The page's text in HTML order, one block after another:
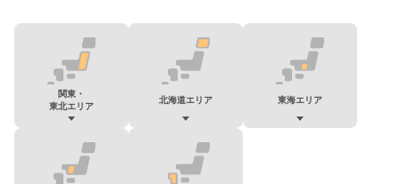
関東・
東北エリア
北海道エリア 東海エリア